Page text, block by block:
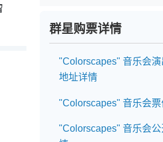
群星购票详情
"Colorscapes" 音乐会演
地址详情
"Colorscapes" 音乐会票
"Colorscapes" 音乐会